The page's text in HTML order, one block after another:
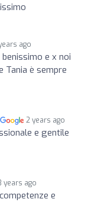
ago
e x noi
Tania è sempre
2 years ago
e gentile
years ago
e